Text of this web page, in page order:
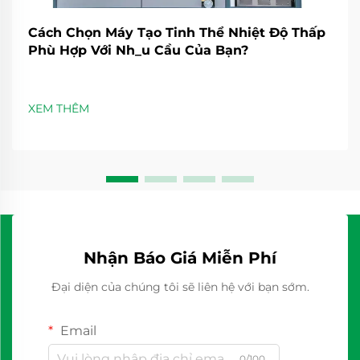
Cách Chọn Máy Tạo Tinh Thể Nhiệt Độ Thấp
Phù Hợp Với Nh_u Cầu Của Bạn?
XEM THÊM
Nhận Báo Giá Miễn Phí
Đại diện của chúng tôi sẽ liên hệ với bạn sớm.
Email